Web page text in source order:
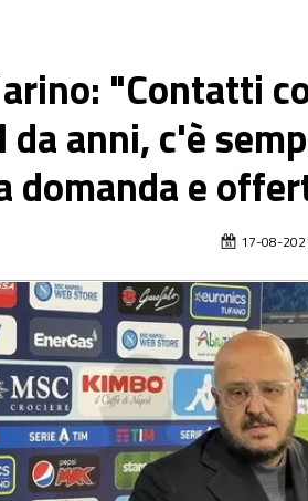
"Contatti
da anni, c'è
domanda e
17-08-